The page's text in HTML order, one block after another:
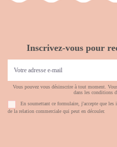
Inscrivez-vous pour
Vous pouvez vous désinscrire à tout moment.
dans les conditions
En soumettant ce formulaire, j'accepte que
de la relation commerciale qui peut en découler.